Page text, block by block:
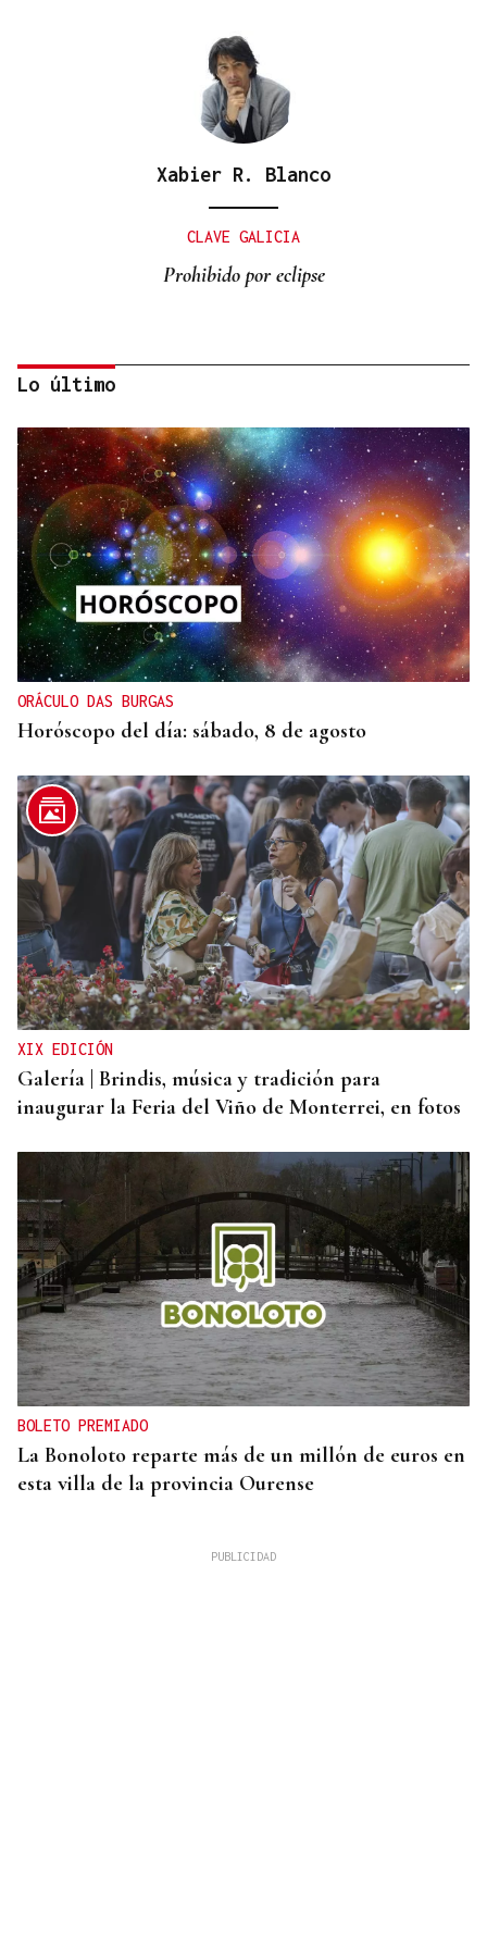
Xabier R. Blanco
CLAVE GALICIA
Prohibido por eclipse
Lalo Pavón
O AFIADOR
Un día haberá autobuses
Lo último
ORÁCULO DAS BURGAS
Horóscopo del día: sábado, 8 de agosto
XIX EDICIÓN
Galería | Brindis, música y tradición para
inaugurar la Feria del Viño de Monterrei, en fotos
BOLETO PREMIADO
La Bonoloto reparte más de un millón de euros en
esta villa de la provincia Ourense